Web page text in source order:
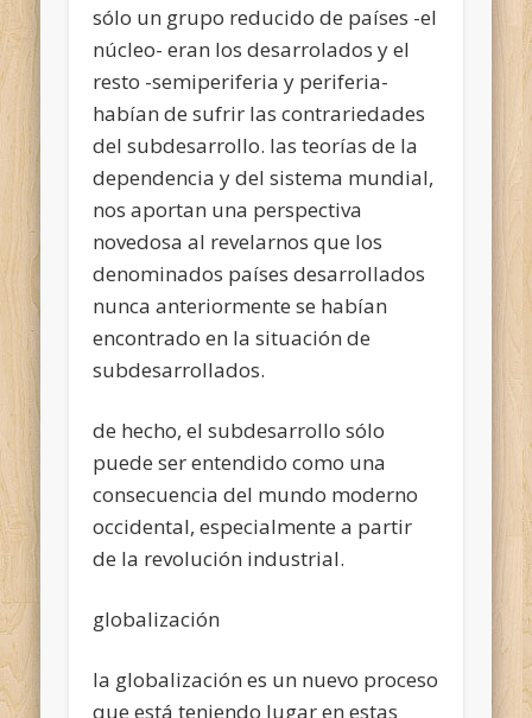
sólo un grupo reducido de países -el
núcleo- eran los desarrolados y el
resto -semiperiferia y periferia-
habían de sufrir las contrariedades
del subdesarrollo. las teorías de la
dependencia y del sistema mundial,
nos aportan una perspectiva
novedosa al revelarnos que los
denominados países desarrollados
nunca anteriormente se habían
encontrado en la situación de
subdesarrollados.
de hecho, el subdesarrollo sólo
puede ser entendido como una
consecuencia del mundo moderno
occidental, especialmente a partir
de la revolución industrial.
globalización
la globalización es un nuevo proceso
que está teniendo lugar en estas